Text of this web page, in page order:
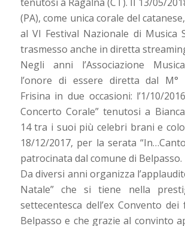
(PA), come unica corale del
al VI Festival Nazionale di Musica
trasmesso anche in diretta
Negli anni l’Associazione
l’onore di essere diretta dal M°
Frisina in due occasioni: l’1/10/
Concerto Corale” tenutosi a
14 tra i suoi più celebri brani e
18/12/2017, per la serata
patrocinata dal comune di Belpasso.
Da diversi anni organizza
Natale” che si tiene nella
settecentesca dell’ex Convento
Belpasso e che grazie al convinto